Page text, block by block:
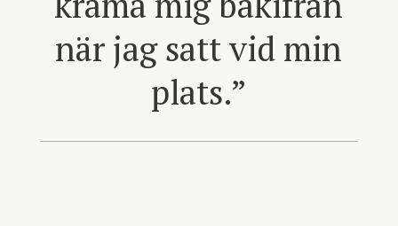
när jag satt vid min
plats.”